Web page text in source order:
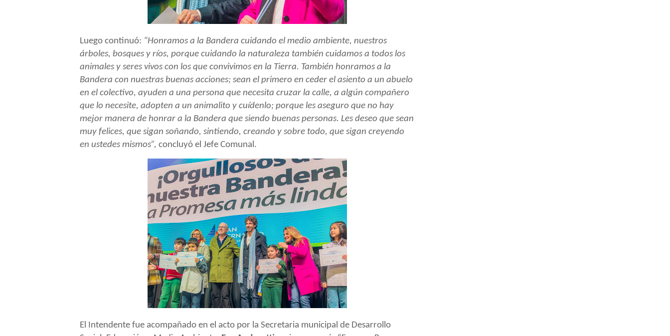
Luego continuó: “Honramos a la Bandera cuidando el medio ambiente, nuestros
árboles, bosques y ríos, porque cuidando la naturaleza también cuidamos a todos los
animales y seres vivos con los que convivimos en la Tierra. También honramos a la
Bandera con nuestras buenas acciones; sean el primero en ceder el asiento a un abuelo
en el colectivo, ayuden a una persona que necesita cruzar la calle, a algún compañero
que lo necesite, adopten a un animalito y cuídenlo; porque les aseguro que no hay
mejor manera de honrar a la Bandera que siendo buenas personas. Les deseo que sean
muy felices, que sigan soñando, sintiendo, creando y sobre todo, que sigan creyendo
en ustedes mismos”, concluyó el Jefe Comunal.
El Intendente fue acompañado en el acto por la Secretaria municipal de Desarrollo